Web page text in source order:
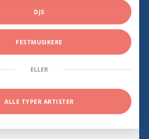
DJS
FESTMUSIKERE
ELLER
ALLE TYPER ARTISTER